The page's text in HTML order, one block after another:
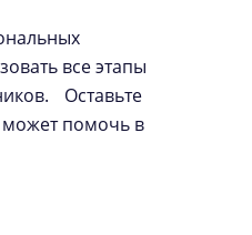
все этапы
Оставьте
может помочь в